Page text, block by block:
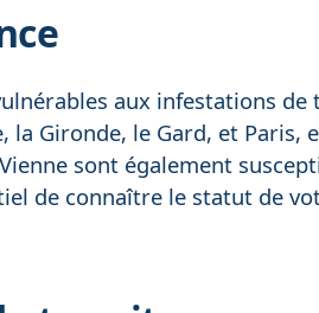
aux infestations de
la Gironde, le Gard, et Paris,
sont également
de connaître le statut de